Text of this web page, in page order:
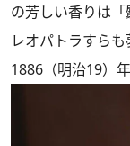
の芳しい香りは
レオパトラすら
1886（明治19）